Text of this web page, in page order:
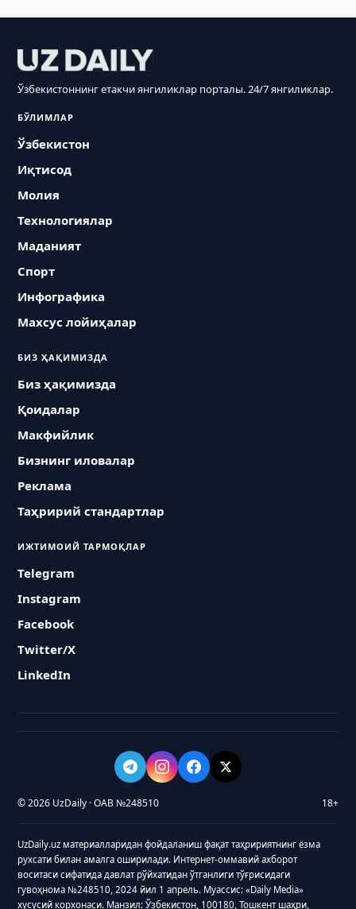
Ўзбекистоннинг етакчи янгиликлар порталы. 24/7 янгиликлар.
БЎЛИМЛАР
Ўзбекистон
Иқтисод
Молия
Технологиялар
Маданият
Спорт
Инфографика
Махсус лойиҳалар
БИЗ ҲАҚИМИЗДА
Биз ҳақимизда
Қоидалар
Макфийлик
Бизнинг иловалар
Реклама
Таҳририй стандартлар
ИЖТИМОИЙ ТАРМОҚЛАР
Telegram
Instagram
Facebook
Twitter/X
LinkedIn
© 2026 UzDaily · ОАВ №248510 18+
UzDaily.uz материалларидан фойдаланиш фақат таҳририятнинг ёзма
рухсати билан амалга оширилади. Интернет-оммавий ахборот
воситаси сифатида давлат рўйхатидан ўтганлиги тўғрисидаги
гувоҳнома №248510, 2024 йил 1 апрель. Муассис: «Daily Media»
хусусий корхонаси. Манзил: Ўзбекистон, 100180, Тошкент шаҳри,